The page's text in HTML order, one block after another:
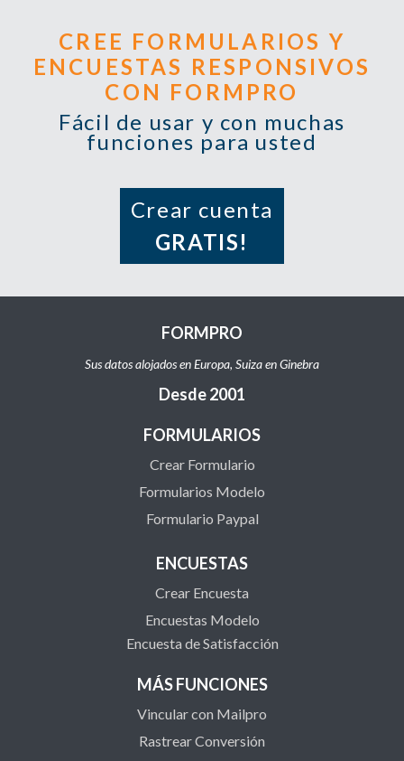
CREE FORMULARIOS Y
ENCUESTAS RESPONSIVOS
CON FORMPRO
Fácil de usar y con muchas
funciones para usted
Crear cuenta
GRATIS!
FORMPRO
Sus datos alojados en Europa, Suiza en Ginebra
Desde 2001
FORMULARIOS
Crear Formulario
Formularios Modelo
Formulario Paypal
ENCUESTAS
Crear Encuesta
Encuestas Modelo
Encuesta de Satisfacción
MÁS FUNCIONES
Vincular con Mailpro
Rastrear Conversión